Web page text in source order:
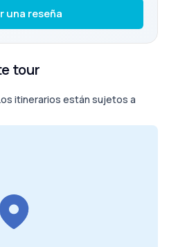
una reseña
tour
itinerarios están sujetos a